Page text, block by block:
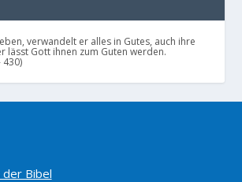
verwandelt er alles in Gutes, auch ihre
lässt Gott ihnen zum Guten werden.
430)
Bibel